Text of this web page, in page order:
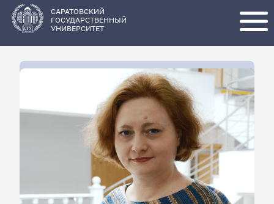
основному
содержанию
САРАТОВСКИЙ
ГОСУДАРСТВЕННЫЙ
УНИВЕРСИТЕТ